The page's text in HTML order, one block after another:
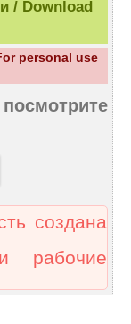
/ Download
personal use
создана
рабочие